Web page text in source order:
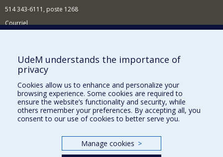
514 343-6111, poste 1268
Courriel
Comment soutenir l'École?
BESOIN D'AIDE?
Plan du site
Signaler une erreur
Accessibilité
Nos départements et écoles
UdeM understands the importance of
privacy
Cookies allow us to enhance and personalize your
browsing experience. Some cookies are required to
ensure the website’s functionality and security, while
others remember your preferences. By accepting all, you
consent to our use of cookies to better serve you.
Manage cookies >